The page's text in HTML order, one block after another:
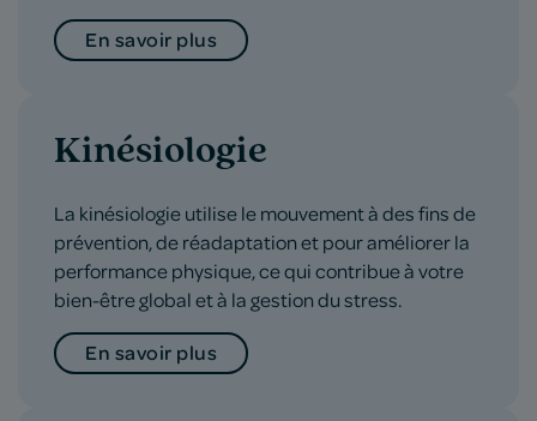
En savoir plus
Kinésiologie
La kinésiologie utilise le mouvement à des fins de
prévention, de réadaptation et pour améliorer la
performance physique, ce qui contribue à votre
bien-être global et à la gestion du stress.
En savoir plus